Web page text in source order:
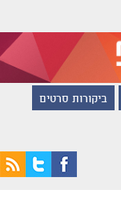
ביקורות סרטים